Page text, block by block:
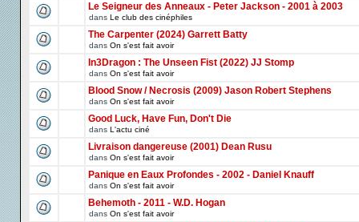
Le Seigneur des Anneaux - Peter Jackson - 2001 à 2003
dans Le club des cinéphiles
The Carpenter (2024) Garrett Batty
dans On s'est fait avoir
In3Dragon : The Unseen Fist (2022) JJ Stomp
dans On s'est fait avoir
Blood Snow / Necrosis (2009) Jason Robert Stephens
dans On s'est fait avoir
Good Luck, Have Fun, Don't Die
dans L'actu ciné
Livraison dangereuse (2001) Dean Rusu
dans On s'est fait avoir
Panique en Eaux Profondes - 2002 - Daniel Knauff
dans On s'est fait avoir
Behemoth - 2011 - W.D. Hogan
dans On s'est fait avoir